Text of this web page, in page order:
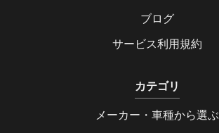
ブログ
サービス利用規約
カテゴリ
メーカー・車種から選ぶ